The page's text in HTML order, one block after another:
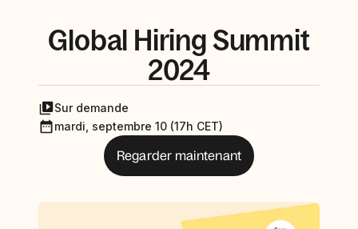
Global Hiring Summit
2024
Sur demande
mardi, septembre 10 (17h CET)
Regarder maintenant